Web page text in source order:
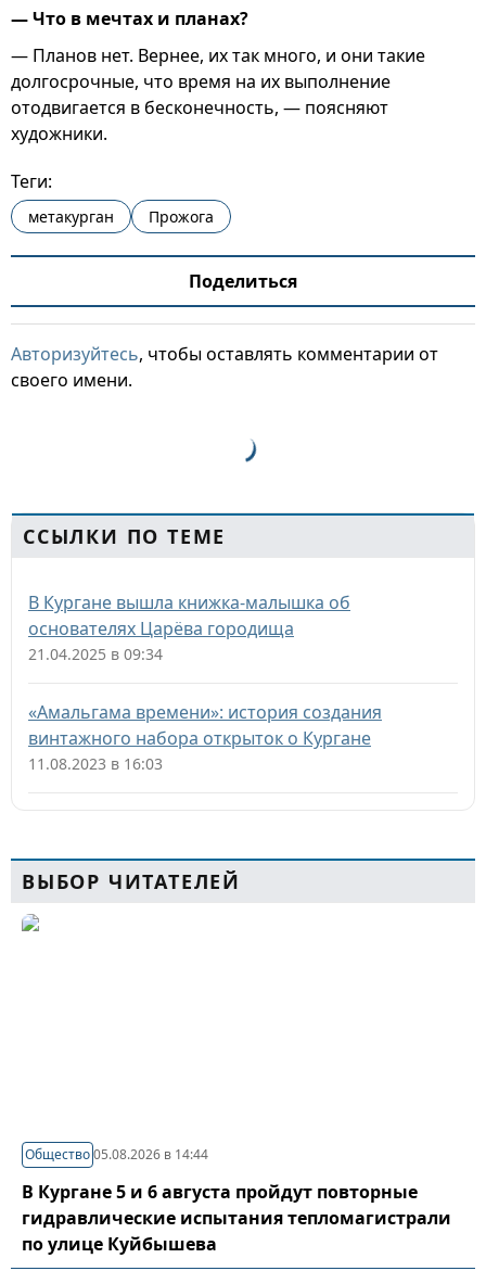
— Что в мечтах и планах?
— Планов нет. Вернее, их так много, и они такие
долгосрочные, что время на их выполнение
отодвигается в бесконечность, — поясняют
художники.
Теги:
метакурган Прожога
Поделиться
Авторизуйтесь, чтобы оставлять комментарии от
своего имени.
ССЫЛКИ ПО ТЕМЕ
В Кургане вышла книжка-малышка об
основателях Царёва городища
21.04.2025 в 09:34
«Амальгама времени»: история создания
винтажного набора открыток о Кургане
11.08.2023 в 16:03
ВЫБОР ЧИТАТЕЛЕЙ
Общество05.08.2026 в 14:44
В Кургане 5 и 6 августа пройдут повторные
гидравлические испытания тепломагистрали
по улице Куйбышева